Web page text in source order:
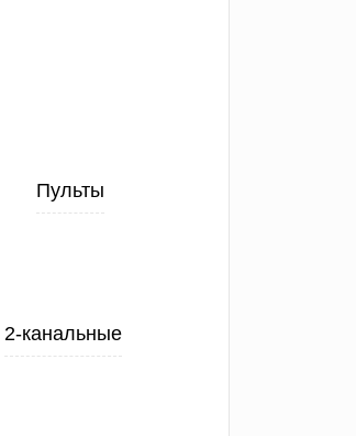
Пульты
2-канальные